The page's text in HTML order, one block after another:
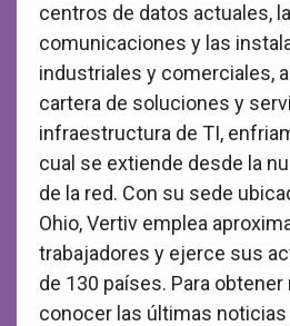
centros de datos actuales,
comunicaciones y las
industriales y comerciales,
cartera de soluciones y
infraestructura de TI,
cual se extiende desde la
de la red. Con su sede
Ohio, Vertiv emplea
trabajadores y ejerce sus
de 130 países. Para
conocer las últimas